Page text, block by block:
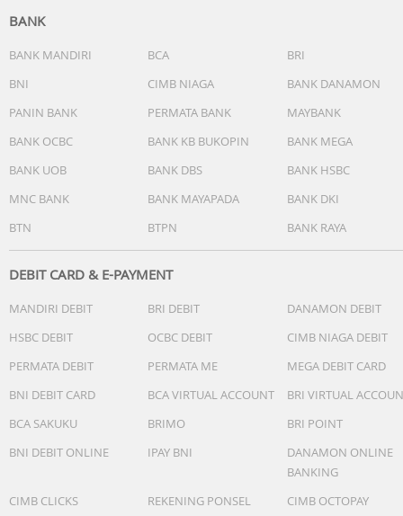
- 5 alarm harian
Cahaya:
- Lampu LED untuk muka jam (Super illuminator, opsi
durasi iluminasi (1,5 detik atau 3 detik), berpijar)
- Lampu latar LED untuk layar digital (Super illuminator,
Warna cahaya LED: Putih
Kalender: Kalender otomatis sepenuhnya (hingga tahun
Fitur senyap: Suara tombol operasi aktif/nonaktif
Akurasi: ±15 detik per bulan
Fitur lain:
menghalangi tampilan konten digital.)
- Format 12/24 jam
Analog: 2 jarum (jam, menit (jarum bergerak setiap 20
detik))
Garansi Resmi 2 Tahun
Include: Box, Jam Tangan, Kartu Garansi, Manual
BANK
BANK MANDIRI BCA
BRI
BNI
CIMB NIAGA
BANK DANAMON
PANIN BANK
PERMATA BANK
MAYBANK
BANK OCBC
BANK KB BUKOPIN
BANK MEGA
BANK UOB
BANK DBS
BANK HSBC
MNC BANK
BANK MAYAPADA
BANK DKI
BTN
BTPN BANK RAYA
DEBIT CARD & E-PAYMENT
MANDIRI DEBIT BRI DEBIT
DANAMON DEBIT
HSBC DEBIT
OCBC DEBIT
CIMB NIAGA DEBIT
PERMATA DEBIT
PERMATA ME
MEGA DEBIT CARD
BNI DEBIT CARD
BCA VIRTUAL ACCOUNT
BRI VIRTUAL
BCA SAKUKU
BRIMO
BRI POINT
BNI DEBIT ONLINE
IPAY BNI
DANAMON ONLINE
BANKING
CIMB CLICKS
REKENING PONSEL
CIMB OCTOPAY